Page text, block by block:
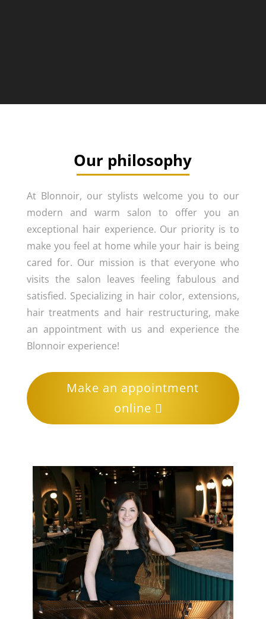
Our philosophy
At Blonnoir, our stylists welcome you to our
modern and warm salon to offer you an
exceptional hair experience. Our priority is to
make you feel at home while your hair is being
cared for. Our mission is that everyone who
visits the salon leaves feeling fabulous and
satisfied. Specializing in hair color, extensions,
hair treatments and hair restructuring, make
an appointment with us and experience the
Blonnoir experience!
Make an appointment
online